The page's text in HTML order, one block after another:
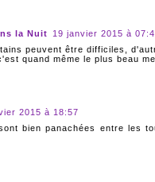
la Nuit
19 janvier 2015 à
peuvent être difficiles,
quand même le plus beau
2015 à 18:57
bien panachées entre les